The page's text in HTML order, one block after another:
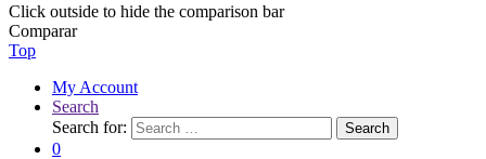
Click outside to hide the comparison bar
Comparar
Top
My Account
Search
Search for:
Search
0